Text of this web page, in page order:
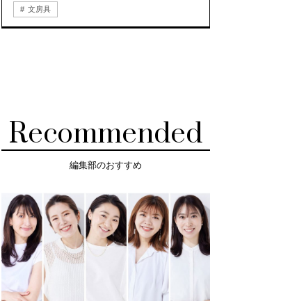
文房具
Recommended
編集部のおすすめ